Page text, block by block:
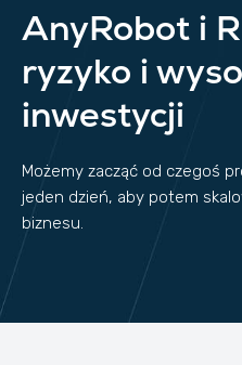
AnyRobot i
ryzyko i
inwestycji
Możemy zacząć od czegoś
jeden dzień, aby potem
biznesu.